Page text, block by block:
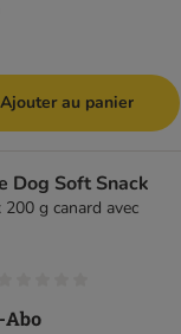
Ajouter au panier
Dog Soft Snack
g canard avec